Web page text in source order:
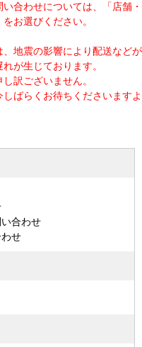
合わせについては、「店舗・
お選びください。
地震の影響により配送などが
が生じております。
訳ございません。
ばらくお待ちくださいますよ
合わせ
せ